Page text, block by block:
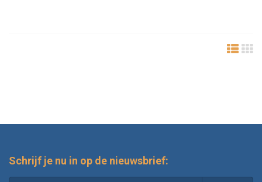
Schrijf je nu in op de nieuwsbrief: